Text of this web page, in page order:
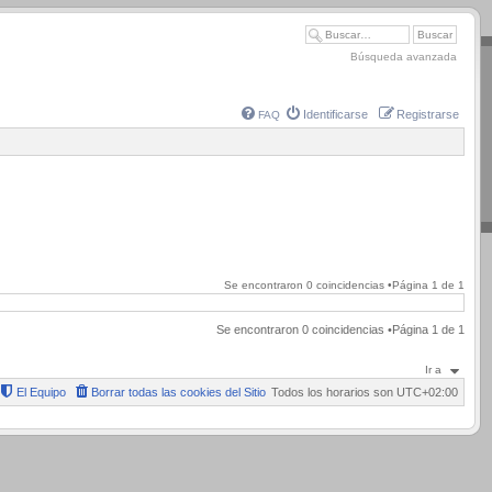
Búsqueda avanzada
FAQ Identificarse Registrarse
Se encontraron 0 coincidencias •Página 1 de 1
Se encontraron 0 coincidencias •Página 1 de 1
Ir a
Todos los horarios son UTC+02:00
Borrar todas las cookies del Sitio
El Equipo